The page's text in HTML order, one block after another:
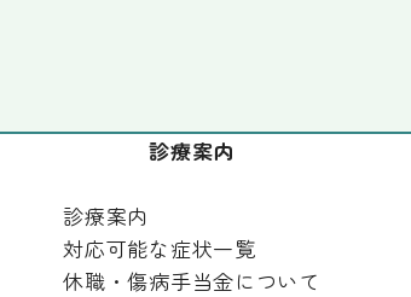
診療案内
診療案内
対応可能な症状一覧
休職・傷病手当金について